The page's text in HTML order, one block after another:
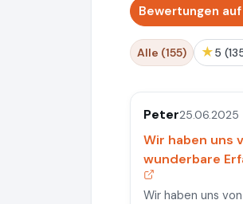
Bewertungen auf
Alle (155) ★ 5
Peter25.06.2025
Wir haben uns
wunderbare
Wir haben uns